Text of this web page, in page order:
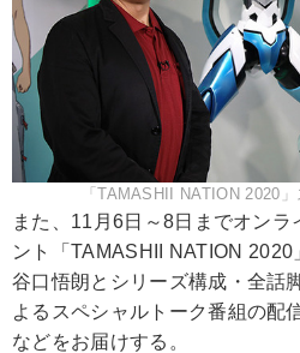
「TAMASHII NATION 2020
また、11月6日～8日までオンラ
ント「TAMASHII NATION
谷口悟朗とシリーズ構成・全話
よるスペシャルトーク番組の配
などをお届けする。